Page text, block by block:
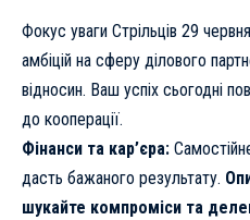
Фокус уваги Стрільців 29
амбіцій на сферу ділового
відносин. Ваш успіх сьогодні
до кооперації.
Фінанси та кар’єра:
дасть бажаного результату.
шукайте компроміси та